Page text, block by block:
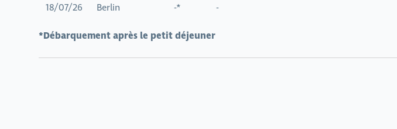
18/07/26 Berlin -* -
*Débarquement après le petit déjeuner